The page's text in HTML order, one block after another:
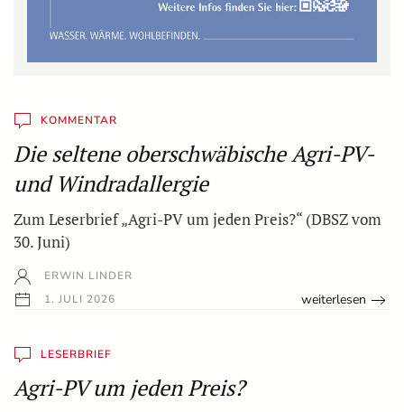
KOMMENTAR
Die seltene oberschwäbische Agri-PV-
und Windradallergie
Zum Leserbrief „Agri-PV um jeden Preis?“ (DBSZ vom
30. Juni)
ERWIN LINDER
1. JULI 2026
weiterlesen
LESERBRIEF
Agri-PV um jeden Preis?